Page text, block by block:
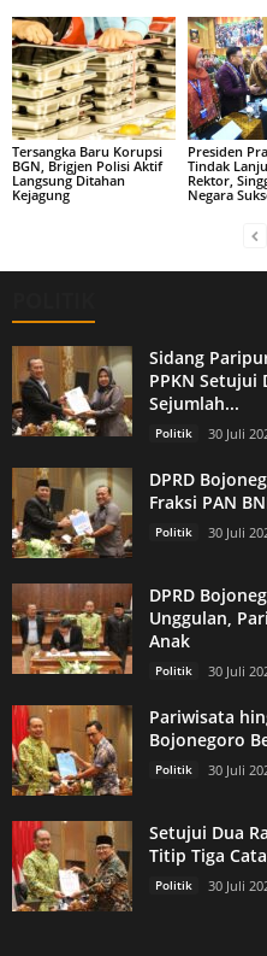
Tersangka Baru Korupsi
BGN, Brigjen Polisi Aktif
Langsung Ditahan
Kejagung
Presiden
Tindak
Rektor,
Negara
Sidang
PPKN Setujui
Sejumlah...
Politik 30 Juli
DPRD
Fraksi PAN
Politik 30 Juli
DPRD
Unggulan,
Anak
Politik 30 Juli
Pariwisata
Bojonegoro
Politik 30 Juli
Setujui Dua
Titip Tiga
Politik 30 Juli